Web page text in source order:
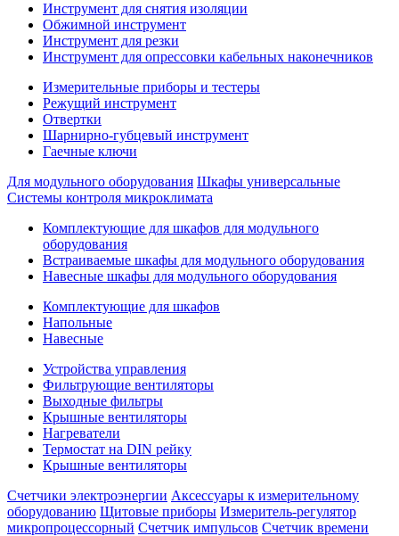
Инструмент для снятия изоляции
Обжимной инструмент
Инструмент для резки
Инструмент для опрессовки кабельных наконечников
Измерительные приборы и тестеры
Режущий инструмент
Отвертки
Шарнирно-губцевый инструмент
Гаечные ключи
Для модульного оборудования Шкафы универсальные
Системы контроля микроклимата
Комплектующие для шкафов для модульного
оборудования
Встраиваемые шкафы для модульного оборудования
Навесные шкафы для модульного оборудования
Комплектующие для шкафов
Напольные
Навесные
Устройства управления
Фильтрующие вентиляторы
Выходные фильтры
Крышные вентиляторы
Нагреватели
Термостат на DIN рейку
Крышные вентиляторы
Счетчики электроэнергии Аксессуары к измерительному
оборудованию Щитовые приборы Измеритель-регулятор
микропроцессорный Счетчик импульсов Счетчик времени